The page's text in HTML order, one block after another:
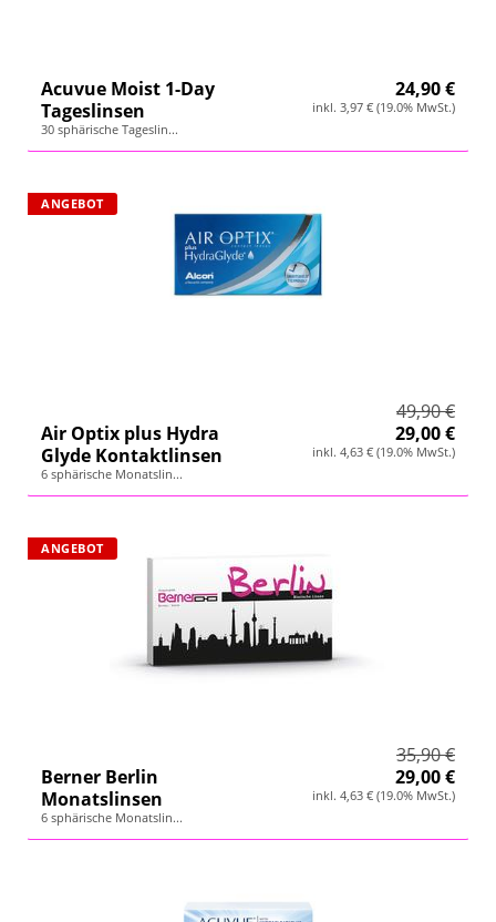
Acuvue Moist 1-Day
Tageslinsen
30 sphärische Tageslin...
24,90 €
inkl. 3,97 € (19.0% MwSt.)
ANGEBOT
49,90 €
Air Optix plus Hydra
Glyde Kontaktlinsen
6 sphärische Monatslin...
29,00 €
inkl. 4,63 € (19.0% MwSt.)
ANGEBOT
35,90 €
Berner Berlin
Monatslinsen
6 sphärische Monatslin...
29,00 €
inkl. 4,63 € (19.0% MwSt.)